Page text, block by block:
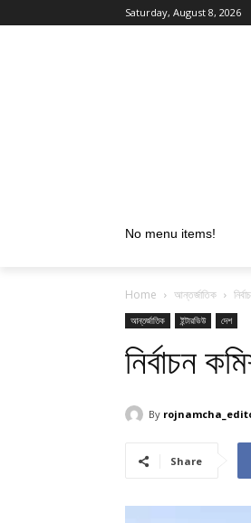
Saturday, August 8, 2026
No menu items!
Home আন্তর্জাতিক
আন্তর্জাতিক ইন্টারভিউ দেশ
নির্বাচন
By
Share